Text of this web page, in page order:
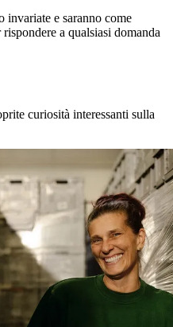
invariate e saranno come
a qualsiasi domanda
curiosità interessanti sulla